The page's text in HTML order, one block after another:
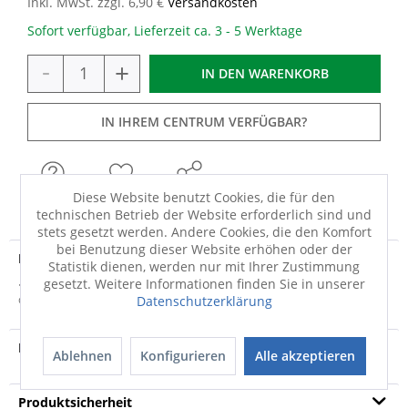
Sofort verfügbar, Lieferzeit ca. 3 - 5 Werktage
- + IN DEN WARENKORB
IN IHREM CENTRUM VERFÜGBAR?
FRAGEN MERKEN TEILEN
Produktdetails
· mehrfarbig · 100% Polyamid / Nylon · Rückenmaterial: 100
% Nitrilgummi · Hergestellt in...mehr
Produktvideo
Produktsicherheit
Diese Website benutzt Cookies, die für den
technischen Betrieb der Website erforderlich sind und
stets gesetzt werden. Andere Cookies, die den Komfort
bei Benutzung dieser Website erhöhen oder der
Statistik dienen, werden nur mit Ihrer Zustimmung
gesetzt. Weitere Informationen finden Sie in unserer
Datenschutzerklärung
Ablehnen Konfigurieren Alle akzeptieren